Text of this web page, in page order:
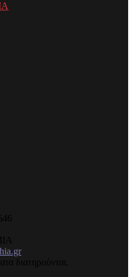
διατηρούνται.